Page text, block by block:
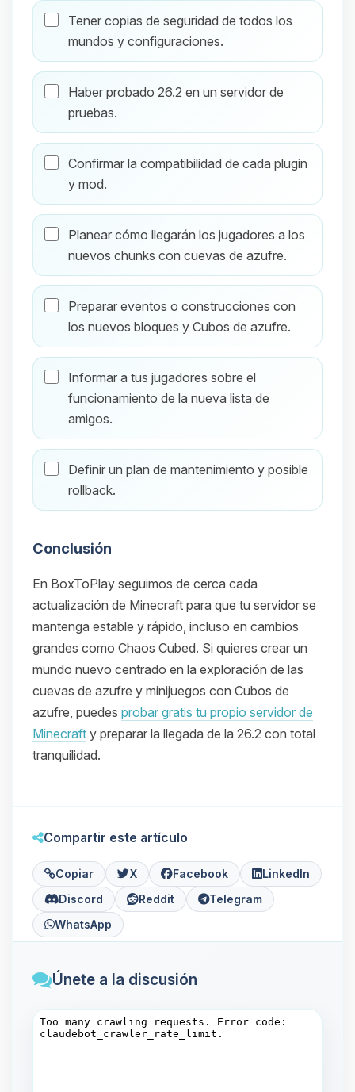
Tener copias de seguridad de todos los
mundos y configuraciones.
Haber probado 26.2 en un servidor de
pruebas.
Confirmar la compatibilidad de cada plugin
y mod.
Planear cómo llegarán los jugadores a los
nuevos chunks con cuevas de azufre.
Preparar eventos o construcciones con
los nuevos bloques y Cubos de azufre.
Informar a tus jugadores sobre el
funcionamiento de la nueva lista de
amigos.
Definir un plan de mantenimiento y posible
rollback.
Conclusión
En BoxToPlay seguimos de cerca cada
actualización de Minecraft para que tu servidor se
mantenga estable y rápido, incluso en cambios
grandes como Chaos Cubed. Si quieres crear un
mundo nuevo centrado en la exploración de las
cuevas de azufre y minijuegos con Cubos de
azufre, puedes probar gratis tu propio servidor de
Minecraft y preparar la llegada de la 26.2 con total
tranquilidad.
Compartir este artículo
Copiar X Facebook
LinkedIn
Discord
Reddit
Telegram
WhatsApp
Únete a la discusión